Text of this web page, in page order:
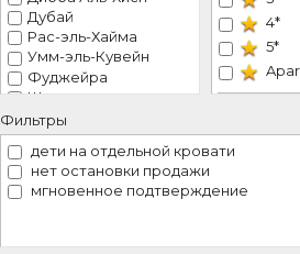
Дубай
Рас-эль-Хайма
Умм-эль-Кувейн
Фуджейра
Шарджа
Эль-Айн
4*
5*
Фильтры
дети на отдельной кровати
нет остановки продажи
мгновенное подтверждение